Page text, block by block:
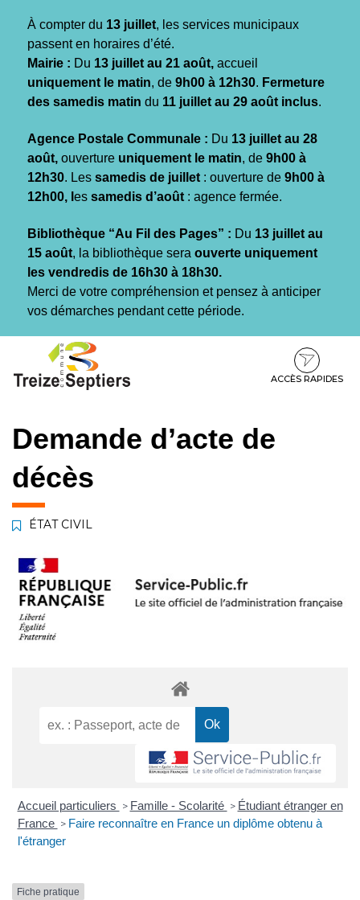
À compter du 13 juillet, les services municipaux
passent en horaires d’été.
Mairie : Du 13 juillet au 21 août, accueil
uniquement le matin, de 9h00 à 12h30. Fermeture
des samedis matin du 11 juillet au 29 août inclus.
Agence Postale Communale : Du 13 juillet au 28
août, ouverture uniquement le matin, de 9h00 à
12h30. Les samedis de juillet : ouverture de 9h00 à
12h00, l es samedis d’août : agence fermée.
Bibliothèque “Au Fil des Pages” : Du 13 juillet au
15 août, la bibliothèque sera ouverte uniquement
les vendredis de 16h30 à 18h30.
Merci de votre compréhension et pensez à anticiper
vos démarches pendant cette période.
contenu
pied
ACCÈS RAPIDES
Demande d’acte de
décès
ÉTAT CIVIL
Accueil particuliers > Famille - Scolarité > Étudiant étranger en
France > Faire reconnaître en France un diplôme obtenu à
l'étranger
Fiche pratique